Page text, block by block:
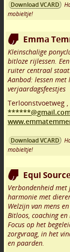
Download VCARD
mobieltje!
Emma
Kleinschalige
bitloze rijlessen.
ruiter centraal staat.
Aanbod: lessen
verjaardagsfeestjes
Terloonstvoetweg ,
Download VCARD
mobieltje!
Equi
Verbondenheid met
harmonie met
Welzijn van mens
Bitloos, coaching
Focus op het
zorgvraag, in het
en paarden.